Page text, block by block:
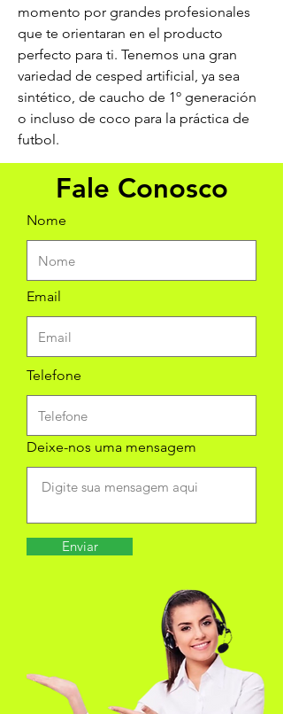
momento por grandes profesionales
que te orientaran en el producto
perfecto para ti. Tenemos una gran
variedad de cesped artificial, ya sea
sintético, de caucho de 1º generación
o incluso de coco para la práctica de
futbol.
Fale Conosco
Nome
Email
Telefone
Deixe-nos uma mensagem
Enviar